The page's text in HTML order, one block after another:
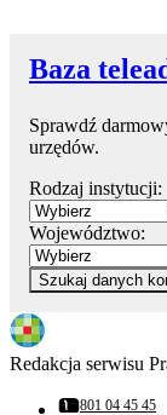
Baza
Sprawdź
urzędów.
Rodzaj instytucji:
Województwo:
Szukaj danych
Redakcja serwisu
801 04 45 45